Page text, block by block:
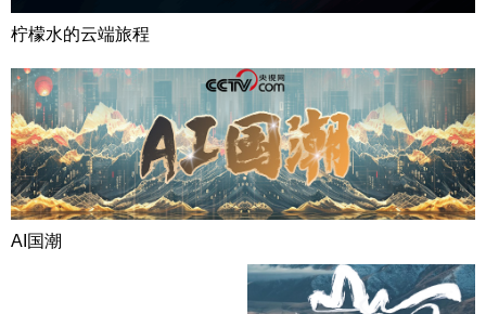
柠檬水的云端旅程
AI国潮